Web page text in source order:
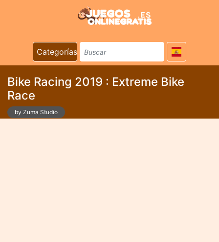
Categorías
Bike Racing 2019 : Extreme Bike
Race
by Zuma Studio